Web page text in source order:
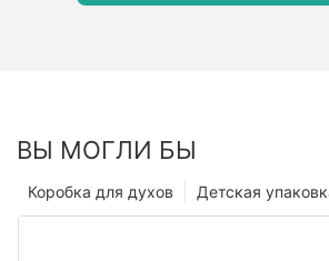
ВЫ МОГЛИ БЫ
Детская
Коробка для духов